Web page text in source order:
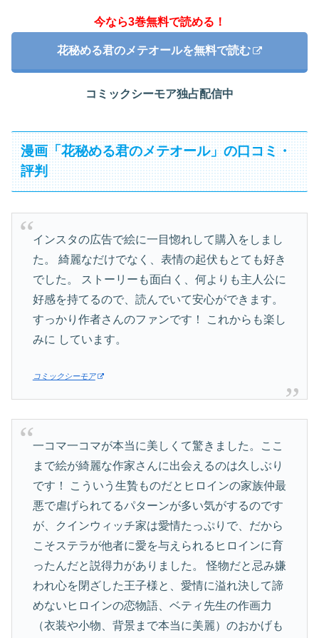
今なら3巻無料で読める！
花秘める君のメテオールを無料で読む
コミックシーモア独占配信中
漫画「花秘める君のメテオール」の口コミ・
評判
インスタの広告で絵に一目惚れして購入をしまし
た。 綺麗なだけでなく、表情の起伏もとても好き
でした。 ストーリーも面白く、何よりも主人公に
好感を持てるので、読んでいて安心ができます。
すっかり作者さんのファンです！ これからも楽し
みに しています。
コミックシーモア
一コマ一コマが本当に美しくて驚きました。ここ
まで絵が綺麗な作家さんに出会えるのは久しぶり
です！ こういう生贄ものだとヒロインの家族仲最
悪で虐げられてるパターンが多い気がするのです
が、クインウィッチ家は愛情たっぷりで、だから
こそステラが他者に愛を与えられるヒロインに育
ったんだと説得力がありました。 怪物だと忌み嫌
われ心を閉ざした王子様と、愛情に溢れ決して諦
めないヒロインの恋物語、ベティ先生の作画力
（衣装や小物、背景まで本当に美麗）のおかげも